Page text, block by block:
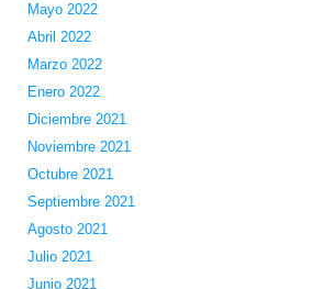
Mayo 2022
Abril 2022
Marzo 2022
Enero 2022
Diciembre 2021
Noviembre 2021
Octubre 2021
Septiembre 2021
Agosto 2021
Julio 2021
Junio 2021